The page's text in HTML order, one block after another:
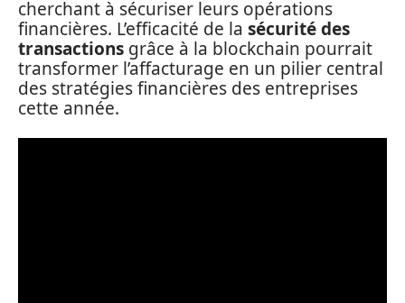
cherchant à sécuriser leurs opérations
financières. L’efficacité de la sécurité des
transactions grâce à la blockchain pourrait
transformer l’affacturage en un pilier central
des stratégies financières des entreprises
cette année.